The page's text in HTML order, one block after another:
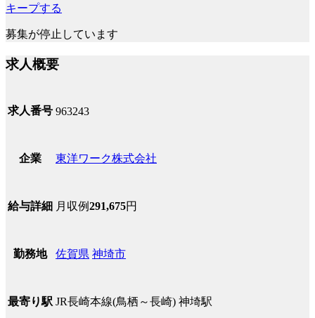
キープする
募集が停止しています
求人概要
求人番号 963243
企業 東洋ワーク株式会社
給与詳細 月収例291,675円
勤務地 佐賀県 神埼市
最寄り駅 JR長崎本線(鳥栖～長崎) 神埼駅